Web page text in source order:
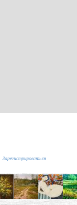
Зарегистрироваться